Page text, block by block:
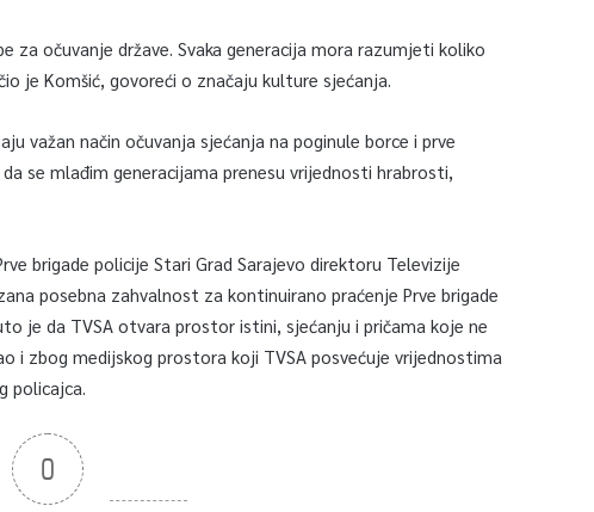
za očuvanje države. Svaka generacija mora razumjeti koliko
je Komšić, govoreći o značaju kulture sjećanja.
važan način očuvanja sjećanja na poginule borce i prve
se mlađim generacijama prenesu vrijednosti hrabrosti,
brigade policije Stari Grad Sarajevo direktoru Televizije
posebna zahvalnost za kontinuirano praćenje Prve brigade
je da TVSA otvara prostor istini, sjećanju i pričama koje ne
i zbog medijskog prostora koji TVSA posvećuje vrijednostima
policajca.
0